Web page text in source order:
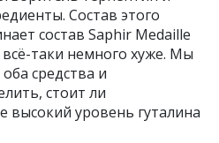
Состав этого
состав Saphir Medaille
таки немного хуже. Мы
средства и
стоит ли
высокий уровень гуталина